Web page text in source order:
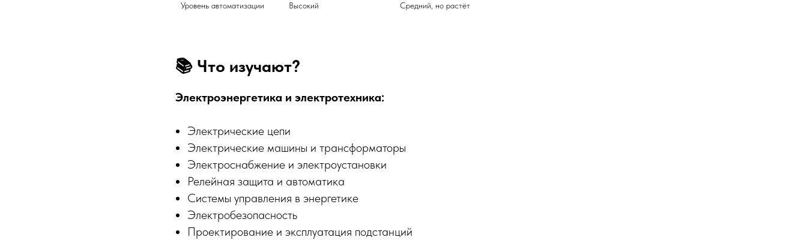
Высокий Средний, но растёт
📚 Что изучают?
Электроэнергетика и электротехника:
Электрические цепи
Электрические машины и трансформаторы
Электроснабжение и электроустановки
Релейная защита и автоматика
Системы управления в энергетике
Электробезопасность
Проектирование и эксплуатация подстанций